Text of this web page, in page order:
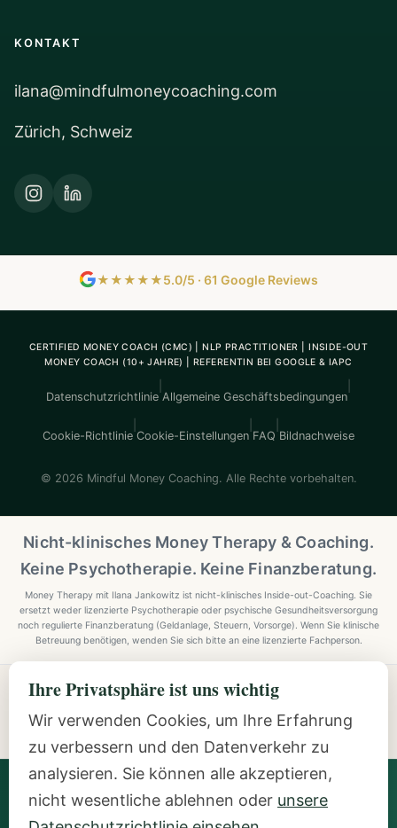
KONTAKT
ilana@mindfulmoneycoaching.com
Zürich, Schweiz
★★★★★5.0/5 · 61 Google Reviews
CERTIFIED MONEY COACH (CMC) | NLP PRACTITIONER | INSIDE-OUT
MONEY COACH (10+ JAHRE) | REFERENTIN BEI GOOGLE & IAPC
Datenschutzrichtlinie Allgemeine Geschäftsbedingungen
Cookie-Richtlinie Cookie-Einstellungen FAQ Bildnachweise
© 2026 Mindful Money Coaching. Alle Rechte vorbehalten.
Nicht-klinisches Money Therapy & Coaching.
Keine Psychotherapie. Keine Finanzberatung.
Money Therapy mit Ilana Jankowitz ist nicht-klinisches Inside-out-Coaching. Sie
ersetzt weder lizenzierte Psychotherapie oder psychische Gesundheitsversorgung
noch regulierte Finanzberatung (Geldanlage, Steuern, Vorsorge). Wenn Sie klinische
Betreuung benötigen, wenden Sie sich bitte an eine lizenzierte Fachperson.
Explore Mindful Money Coaching
Programmes, archetypes, the Inside-Out Method, and
resources.
Ilana Jankowitz · Certified Money Coach (CMC) · NLP
Practitioner · Inside-Out Money Coach (10+ Years) ·
Featured Speaker at Google & IAPC
Ihre Privatsphäre ist uns wichtig
Wir verwenden Cookies, um Ihre Erfahrung
zu verbessern und den Datenverkehr zu
analysieren. Sie können alle akzeptieren,
nicht wesentliche ablehnen oder unsere